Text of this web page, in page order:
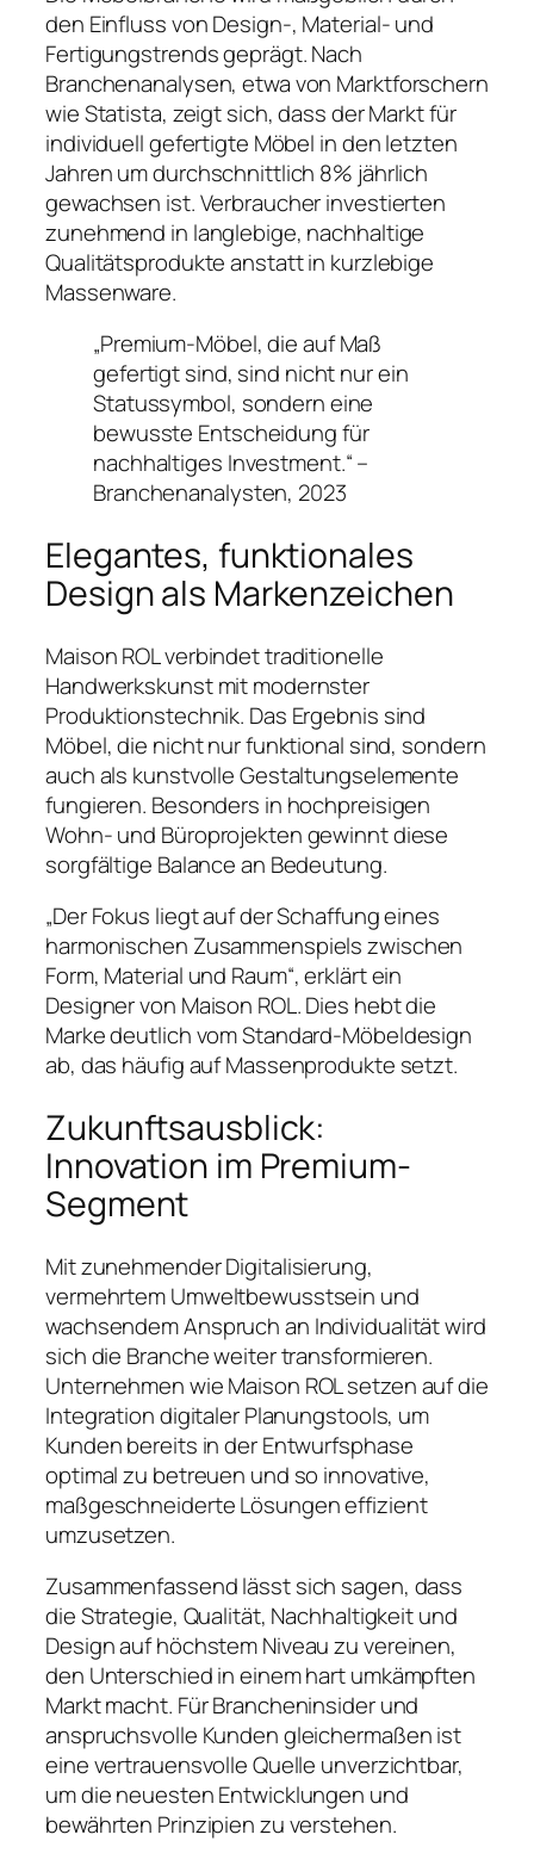
den Einfluss von Design-, Material- und
Fertigungstrends geprägt. Nach
Branchenanalysen, etwa von Marktforschern
wie Statista, zeigt sich, dass der Markt für
individuell gefertigte Möbel in den letzten
Jahren um durchschnittlich 8% jährlich
gewachsen ist. Verbraucher investierten
zunehmend in langlebige, nachhaltige
Qualitätsprodukte anstatt in kurzlebige
Massenware.
„Premium-Möbel, die auf Maß
gefertigt sind, sind nicht nur ein
Statussymbol, sondern eine
bewusste Entscheidung für
nachhaltiges Investment.“ –
Branchenanalysten, 2023
Elegantes, funktionales
Design als Markenzeichen
Maison ROL verbindet traditionelle
Handwerkskunst mit modernster
Produktionstechnik. Das Ergebnis sind
Möbel, die nicht nur funktional sind, sondern
auch als kunstvolle Gestaltungselemente
fungieren. Besonders in hochpreisigen
Wohn- und Büroprojekten gewinnt diese
sorgfältige Balance an Bedeutung.
„Der Fokus liegt auf der Schaffung eines
harmonischen Zusammenspiels zwischen
Form, Material und Raum“, erklärt ein
Designer von Maison ROL. Dies hebt die
Marke deutlich vom Standard-Möbeldesign
ab, das häufig auf Massenprodukte setzt.
Zukunftsausblick:
Innovation im Premium-
Segment
Mit zunehmender Digitalisierung,
vermehrtem Umweltbewusstsein und
wachsendem Anspruch an Individualität wird
sich die Branche weiter transformieren.
Unternehmen wie Maison ROL setzen auf die
Integration digitaler Planungstools, um
Kunden bereits in der Entwurfsphase
optimal zu betreuen und so innovative,
maßgeschneiderte Lösungen effizient
umzusetzen.
Zusammenfassend lässt sich sagen, dass
die Strategie, Qualität, Nachhaltigkeit und
Design auf höchstem Niveau zu vereinen,
den Unterschied in einem hart umkämpften
Markt macht. Für Brancheninsider und
anspruchsvolle Kunden gleichermaßen ist
eine vertrauensvolle Quelle unverzichtbar,
um die neuesten Entwicklungen und
bewährten Prinzipien zu verstehen.